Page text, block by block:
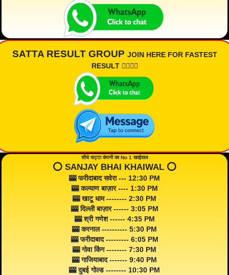
SATTA RESULT GROUP JOIN HERE FOR FASTEST
RESULT 👇🏾👇🏾
सीधे सट्टा कंपनी का No 1 खाईवाल
⭕️ SANJAY BHAI KHAIWAL ⭕️
🎰 फरीदाबाद सवेरा --- 12:30 PM
🎰 कल्याण बाज़ार ---- 1:30 PM
🎰 खाटू धाम -------- 2:30 PM
🎰 दिल्ली बाज़ार ------ 3:05 PM
🎰 श्री गणेश ------ 4:35 PM
🎰 करनाल ---------- 5:30 PM
🎰 फरीदाबाद --------- 6:05 PM
🎰 गोवा किंग -------- 7:30 PM
🎰 गाजियाबाद ------- 9:40 PM
🎰 दुबई गोल्ड -------- 10:30 PM